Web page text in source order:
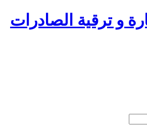
و ترقية الصادرات